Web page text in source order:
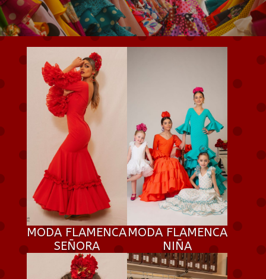
MODA FLAMENCA
SEÑORA
MODA FLAMENCA
NIÑA